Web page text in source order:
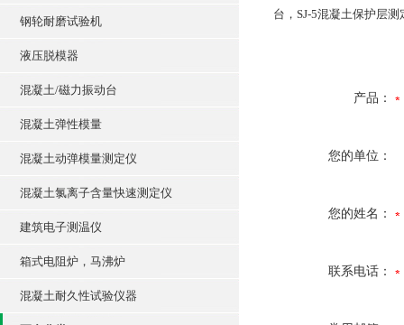
钢轮耐磨试验机
液压脱模器
混凝土/磁力振动台
混凝土弹性模量
混凝土动弹模量测定仪
混凝土氯离子含量快速测定仪
建筑电子测温仪
箱式电阻炉，马沸炉
混凝土耐久性试验仪器
台，SJ-5混凝土保护层
产品：
您的单位：
您的姓名：
联系电话：